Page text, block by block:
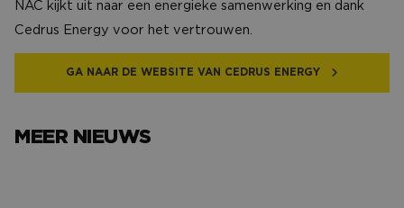
NAC kijkt uit naar een energieke samenwerking en dank
Cedrus Energy voor het vertrouwen.
GA NAAR DE WEBSITE VAN CEDRUS ENERGY
MEER NIEUWS